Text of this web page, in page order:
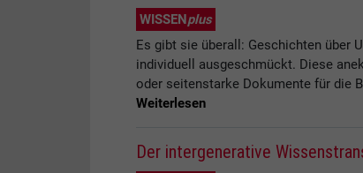
WISSENplus
Es gibt sie überall: Geschichten über
individuell ausgeschmückt. Diese
oder seitenstarke Dokumente für die
Weiterlesen
Der intergenerative